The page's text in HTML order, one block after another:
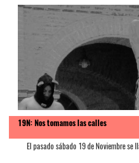
19N: Nos tomamos las calles
El pasado sábado 19 de Noviembre se